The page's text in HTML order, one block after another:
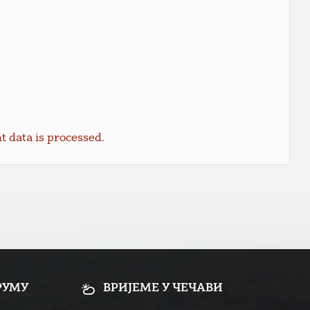
data is processed.
ВРИЈЕМЕ У ЧЕЧАВИ